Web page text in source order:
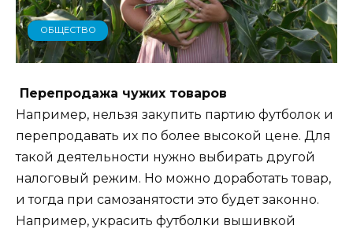
ОБЩЕСТВО
Перепродажа чужих товаров
Например, нельзя закупить партию футболок и
перепродавать их по более высокой цене. Для
такой деятельности нужно выбирать другой
налоговый режим. Но можно доработать товар,
и тогда при самозанятости это будет законно.
Например, украсить футболки вышивкой